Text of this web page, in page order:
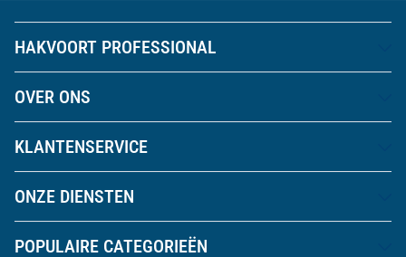
HAKVOORT PROFESSIONAL
OVER ONS
KLANTENSERVICE
ONZE DIENSTEN
POPULAIRE CATEGORIEËN